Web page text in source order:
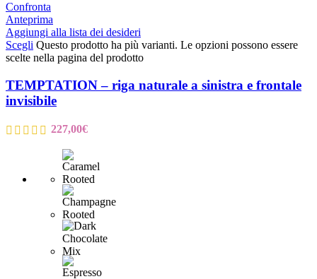
Confronta
Anteprima
Aggiungi alla lista dei desideri
Scegli Questo prodotto ha più varianti. Le opzioni possono essere
scelte nella pagina del prodotto
TEMPTATION – riga naturale a sinistra e frontale
invisibile
227,00€